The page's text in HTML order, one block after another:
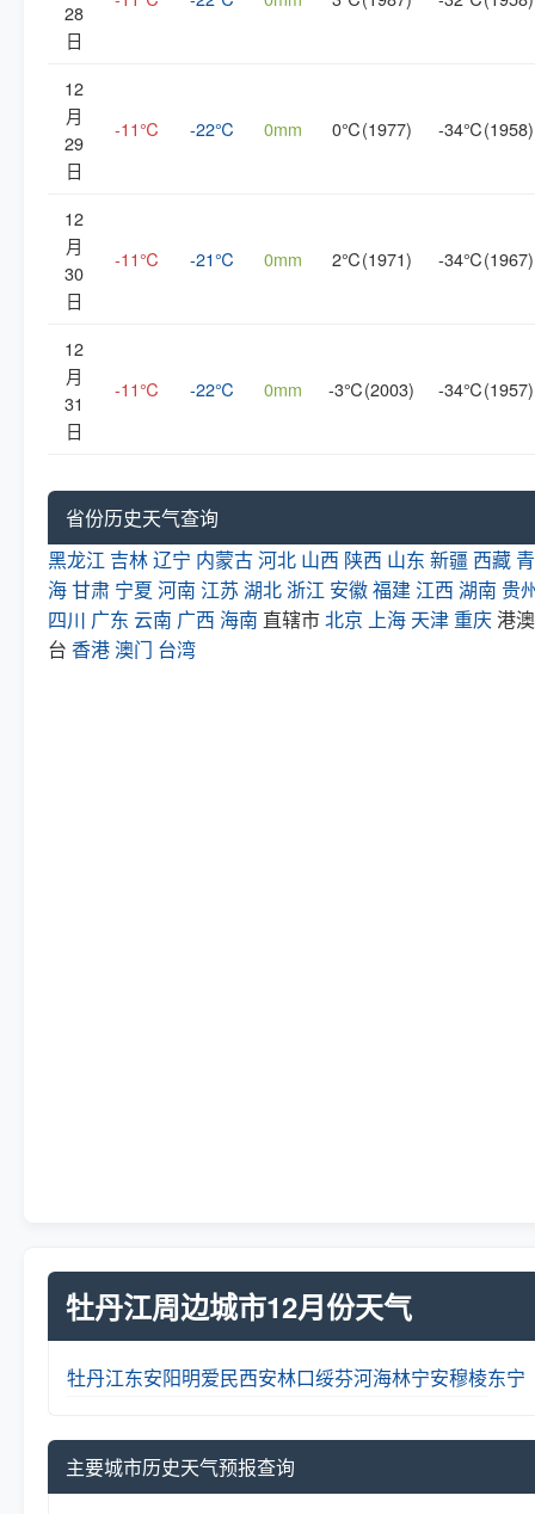
28
日
12
月
29
日
-11℃ -22℃ 0mm 0℃(1977) -34℃(1958)
12
月
30
日
-11℃ -21℃ 0mm 2℃(1971) -34℃(1967)
12
月
31
日
-11℃ -22℃ 0mm -3℃(2003) -34℃(1957)
省份历史天气查询
黑龙江 吉林辽宁 内蒙古河北 山西 陕西 山东 新疆 西藏 青
海甘肃 宁夏 河南 江苏 湖北 浙江 安徽福建 江西 湖南 贵
四川 广东 云南 广西 海南 直辖市北京 上海 天津 重庆港澳
台 香港澳门 台湾
牡丹江周边城市12月份天气
牡丹江东安阳明爱民西安林口绥芬河海林宁安穆棱东宁
主要城市历史天气预报查询